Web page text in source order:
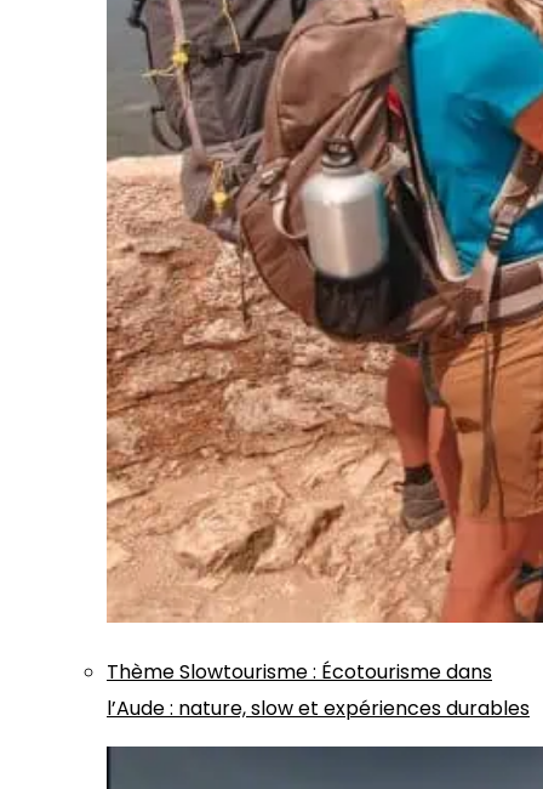
ThèmeSlowtourisme: Écotourisme dans
l’Aude : nature, slow et expériences durables